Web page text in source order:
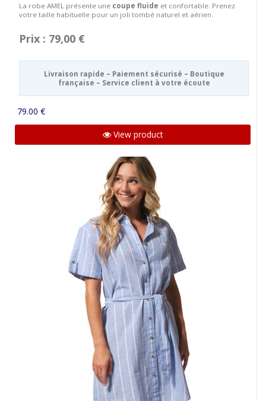
La robe AMEL présente une coupe fluide et confortable. Prenez
votre taille habituelle pour un joli tombé naturel et aérien.
Prix : 79,00 €
Livraison rapide – Paiement sécurisé – Boutique
française – Service client à votre écoute
79.00 €
View product